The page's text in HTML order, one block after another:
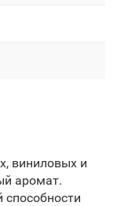
виниловых и
аромат.